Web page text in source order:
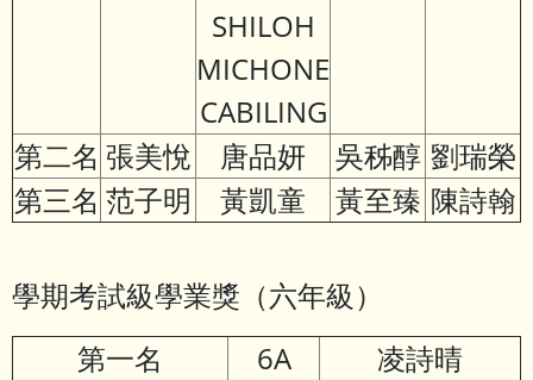
SHILOH
MICHONE
CABILING
第二名 張美悅 唐品妍 吳秭醇 劉瑞榮
第三名 范子明 黃凱童 黃至臻 陳詩翰
學期考試級學業獎（六年級）
第一名
6A
凌詩晴